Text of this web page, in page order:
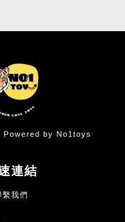
by No1toys
連結
繫我們